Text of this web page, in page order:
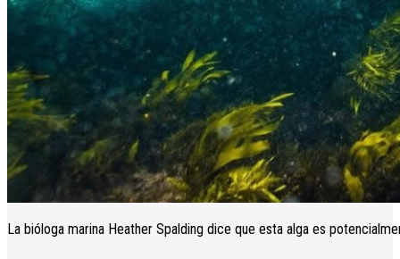
La bióloga marina Heather Spalding dice que esta alga es